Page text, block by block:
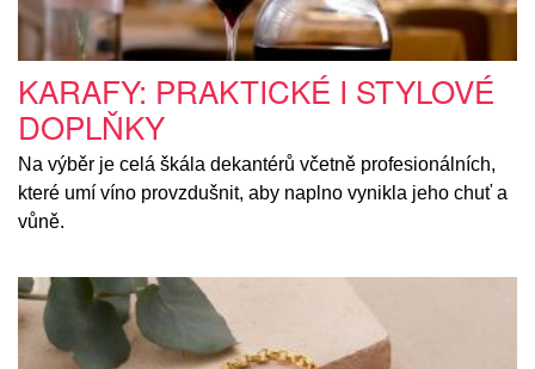
KARAFY: PRAKTICKÉ I STYLOVÉ
DOPLŇKY
Na výběr je celá škála dekantérů včetně profesionálních,
které umí víno provzdušnit, aby naplno vynikla jeho chuť a
vůně.